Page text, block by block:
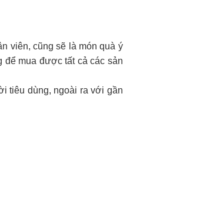
viên, cũng sẽ là món quà ý
để mua được tất cả các sản
tiêu dùng, ngoài ra với gần